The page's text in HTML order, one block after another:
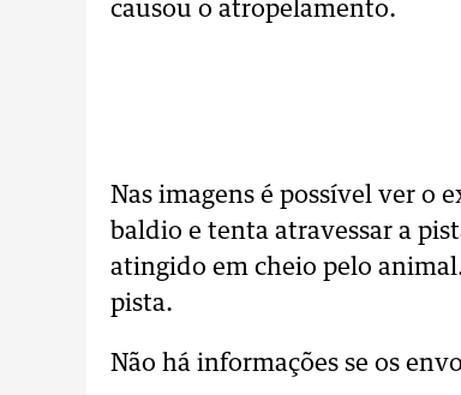
causou o atropelamento.
Nas imagens é possível ver o
baldio e tenta atravessar a
atingido em cheio pelo
pista.
Não há informações se os